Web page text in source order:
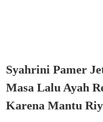
Syahrini Pamer
Masa Lalu Ayah
Karena Mantu